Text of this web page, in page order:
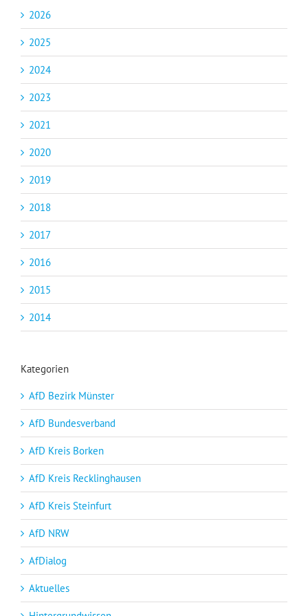
2026
2025
2024
2023
2021
2020
2019
2018
2017
2016
2015
2014
Kategorien
AfD Bezirk Münster
AfD Bundesverband
AfD Kreis Borken
AfD Kreis Recklinghausen
AfD Kreis Steinfurt
AfD NRW
AfDialog
Aktuelles